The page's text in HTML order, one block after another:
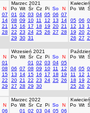
N
07
14
21
28
Marzec 2021
Po Wt Śr Cz Pi So
N
01
02 03 04 05 06 07
08 09 10 11 12 13
14
15 16 17 18 19 20 21
22 23 24 25 26 27 28
29 30 31
Po Wt
05 06
12
13
19 20
26 27
N
01
08
15
22
29
Wrzesień 2021
Po Wt Śr Cz Pi So
N
01
02 03 04 05
06 07 08 09 10 11
12
13
14 15 16 17 18
19
20 21 22 23 24 25 26
27 28 29 30
Po Wt
04 05
11
12
18
19
25 26
N
06
Marzec 2022
Po Wt Śr Cz Pi So
N
01
02 03 04 05 06
Po Wt